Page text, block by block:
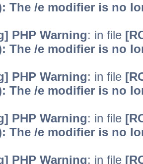
The /e modifier is no
PHP Warning: in file
The /e modifier is no
PHP Warning: in file
The /e modifier is no
PHP Warning: in file
The /e modifier is no
PHP Warning: in file